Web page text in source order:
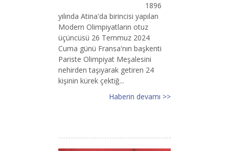
1896
yılında Atina'da birincisi yapılan
Modern Olimpiyatların otuz
üçüncüsü 26 Temmuz 2024
Cuma günü Fransa'nın başkenti
Pariste Olimpiyat Meşalesini
nehirden taşıyarak getiren 24
kişinin kürek çektiğ...
Haberin devamı >>